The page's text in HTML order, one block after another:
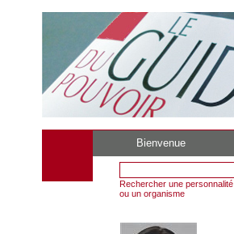
Bienvenue
Rechercher une personnalité
ou un organisme